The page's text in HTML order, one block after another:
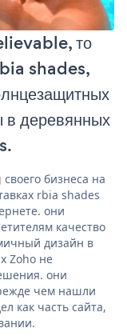
то
shades,
в деревянных
бизнеса на
rbia shades
они
качество
дизайн в
Zoho не
они
чем нашли
как часть сайта,